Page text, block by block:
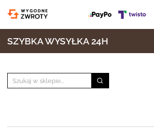
SZYBKA WYSYŁKA 24H